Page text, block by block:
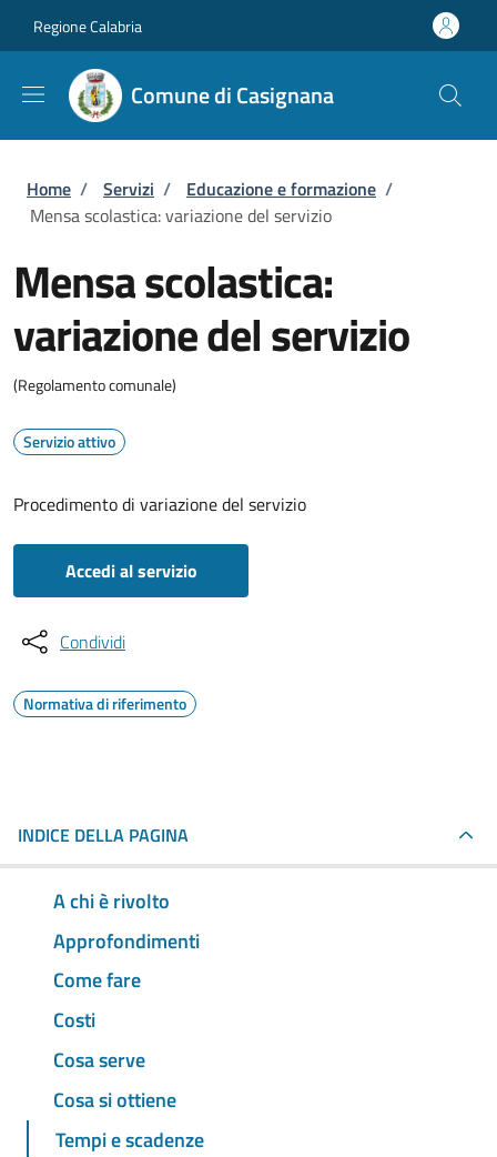
Regione Calabria
Comune di Casignana
Briciole di pane
Home / Servizi / Educazione e formazione /
Mensa scolastica: variazione del servizio
Mensa scolastica:
variazione del servizio
(Regolamento comunale)
Servizio attivo
Procedimento di variazione del servizio
Accedi al servizio
Condividi
Normativa di riferimento
INDICE DELLA PAGINA
A chi è rivolto
Approfondimenti
Come fare
Costi
Cosa serve
Cosa si ottiene
Tempi e scadenze